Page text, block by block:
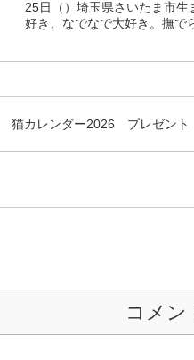
25日（）埼玉県さいたま市
好き、なでなで大好き。撫で
猫カレンダー2026 プレゼント
コメン